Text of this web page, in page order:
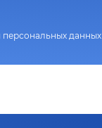
персональных данных